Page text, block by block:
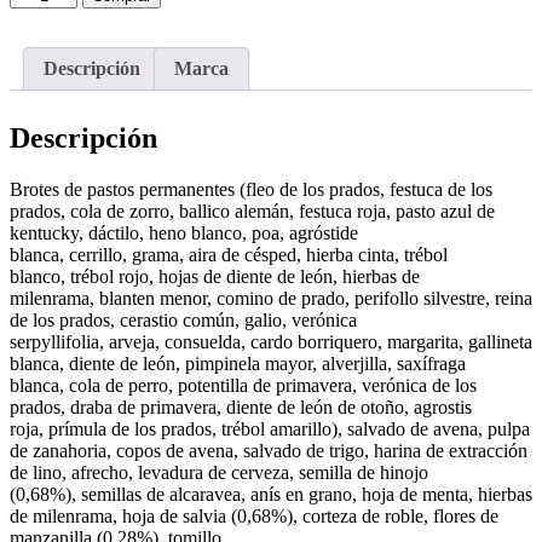
SUPLEMENTO
GASTRO
BALANCE
Descripción Marca
Descripción
Brotes de pastos permanentes (fleo de los prados, festuca de los
prados, cola de zorro, ballico alemán, festuca roja, pasto azul de
kentucky, dáctilo, heno blanco, poa, agróstide
blanca, cerrillo, grama, aira de césped, hierba cinta, trébol
blanco, trébol rojo, hojas de diente de león, hierbas de
milenrama, blanten menor, comino de prado, perifollo silvestre, reina
de los prados, cerastio común, galio, verónica
serpyllifolia, arveja, consuelda, cardo borriquero, margarita, gallineta
blanca, diente de león, pimpinela mayor, alverjilla, saxífraga
blanca, cola de perro, potentilla de primavera, verónica de los
prados, draba de primavera, diente de león de otoño, agrostis
roja, prímula de los prados, trébol amarillo), salvado de avena, pulpa
de zanahoria, copos de avena, salvado de trigo, harina de extracción
de lino, afrecho, levadura de cerveza, semilla de hinojo
(0,68%), semillas de alcaravea, anís en grano, hoja de menta, hierbas
de milenrama, hoja de salvia (0,68%), corteza de roble, flores de
manzanilla (0,28%), tomillo.